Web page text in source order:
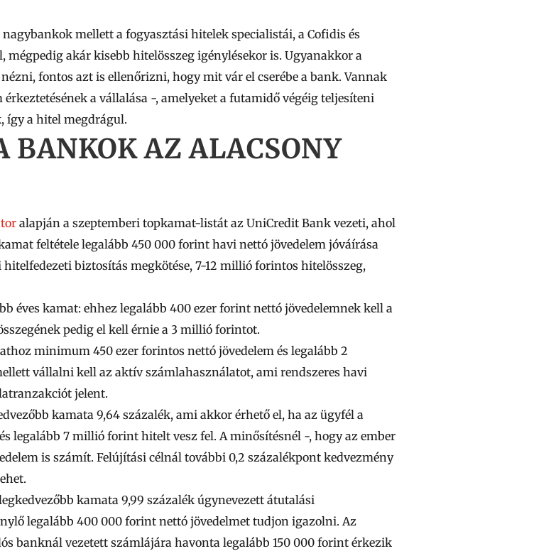
mellett a fogyasztási hitelek specialistái, a Cofidis és
mégpedig akár kisebb hitelösszeg igénylésekor is. Ugyanakkor a
fontos azt is ellenőrizni, hogy mit vár el cserébe a bank. Vannak
a vállalása -, amelyeket a futamidő végéig teljesíteni
így a hitel megdrágul.
BANKOK AZ ALACSONY
alapján a szeptemberi topkamat-listát az UniCredit Bank vezeti, ahol
feltétele legalább 450 000 forint havi nettó jövedelem jóváírása
biztosítás megkötése, 7-12 millió forintos hitelösszeg,
éves kamat: ehhez legalább 400 ezer forint nettó jövedelemnek kell a
pedig el kell érnie a 3 millió forintot.
minimum450 ezer forintos nettó jövedelem és legalább 2
vállalni kell az aktív számlahasználatot, ami rendszeres havi
jelent.
kamata 9,64 százalék, ami akkor érhető el, ha az ügyfél a
legalább 7 millió forint hitelt vesz fel. A minősítésnél -, hogy az ember
is számít. Felújítási célnál további 0,2 százalékpont kedvezmény
kamata 9,99 százalék úgynevezett átutalási
legalább 400 000 forint nettó jövedelmet tudjon igazolni. Az
banknál vezetett számlájára havonta legalább 150 000 forint érkezik